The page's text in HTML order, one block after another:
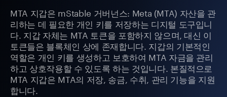
MTA 지갑은 mStable 거버넌스: Meta (MTA) 자산을 관
리하는 데 필요한 개인 키를 저장하는 디지털 도구입니
다. 지갑 자체는 MTA 토큰을 포함하지 않으며, 대신 이
토큰들은 블록체인 상에 존재합니다. 지갑의 기본적인
역할은 개인 키를 생성하고 보호하여 MTA 자금을 관리
하고 상호작용할 수 있도록 하는 것입니다. 본질적으로
MTA 지갑은 MTA의 저장, 송금, 수취, 관리 기능을 지원
합니다.